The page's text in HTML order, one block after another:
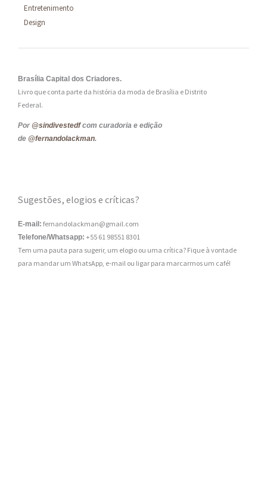
Entretenimento
Design
Brasília Capital dos Criadores.
Livro que conta parte da história da moda de Brasília e Distrito
Federal.
Por @sindivestedfcom curadoria e edição
de @fernandolackman.
Sugestões, elogios e críticas?
E-mail: fernandolackman@gmail.com
Telefone/Whatsapp: +55 61 98551 8301
Tem uma pauta para sugerir, um elogio ou uma crítica? Fique à vontade
para mandar um WhatsApp, e-mail ou ligar para marcarmos um café!